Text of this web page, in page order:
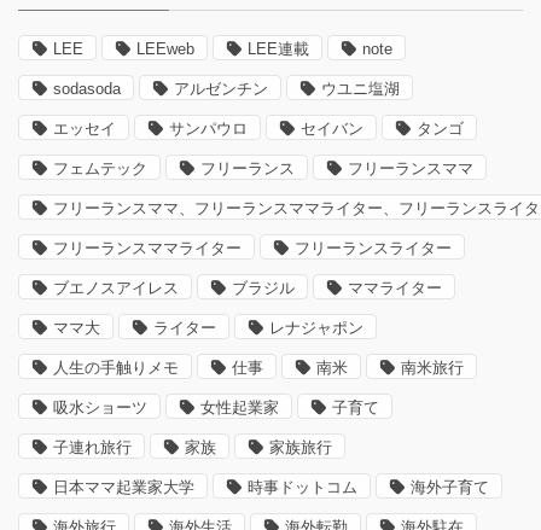
LEE LEEweb LEE連載 note
sodasoda アルゼンチン ウユニ塩湖
エッセイ サンパウロ セイバン タンゴ
フェムテック フリーランス フリーランスママ
フリーランスママ、フリーランスママライター、フリーランスライ
フリーランスママライター フリーランスライター
ブエノスアイレス ブラジル ママライター
ママ大 ライター レナジャポン
人生の手触りメモ 仕事 南米 南米旅行
吸水ショーツ 女性起業家 子育て
子連れ旅行 家族 家族旅行
日本ママ起業家大学 時事ドットコム 海外子育て